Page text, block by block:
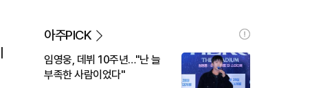
아주PICK
임영웅, 데뷔 10주년…"난 늘
부족한 사람이었다"